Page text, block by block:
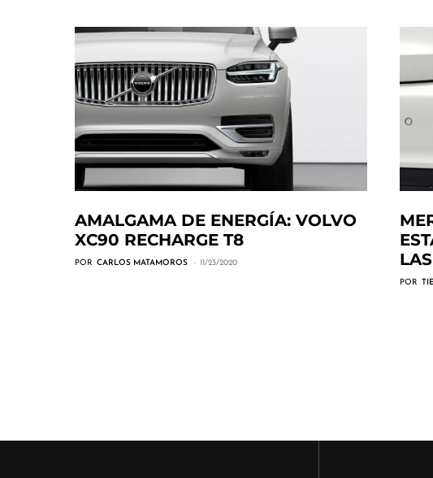
AMALGAMA DE ENERGÍA: VOLVO
XC90 RECHARGE T8
POR CARLOS MATAMOROS 11/23/2020
POR